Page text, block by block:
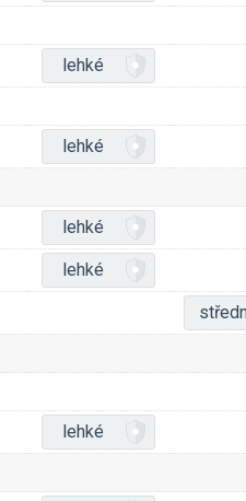
lehké
lehké
lehké
lehké
lehké